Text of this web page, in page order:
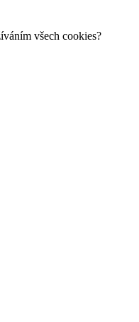
všech cookies?